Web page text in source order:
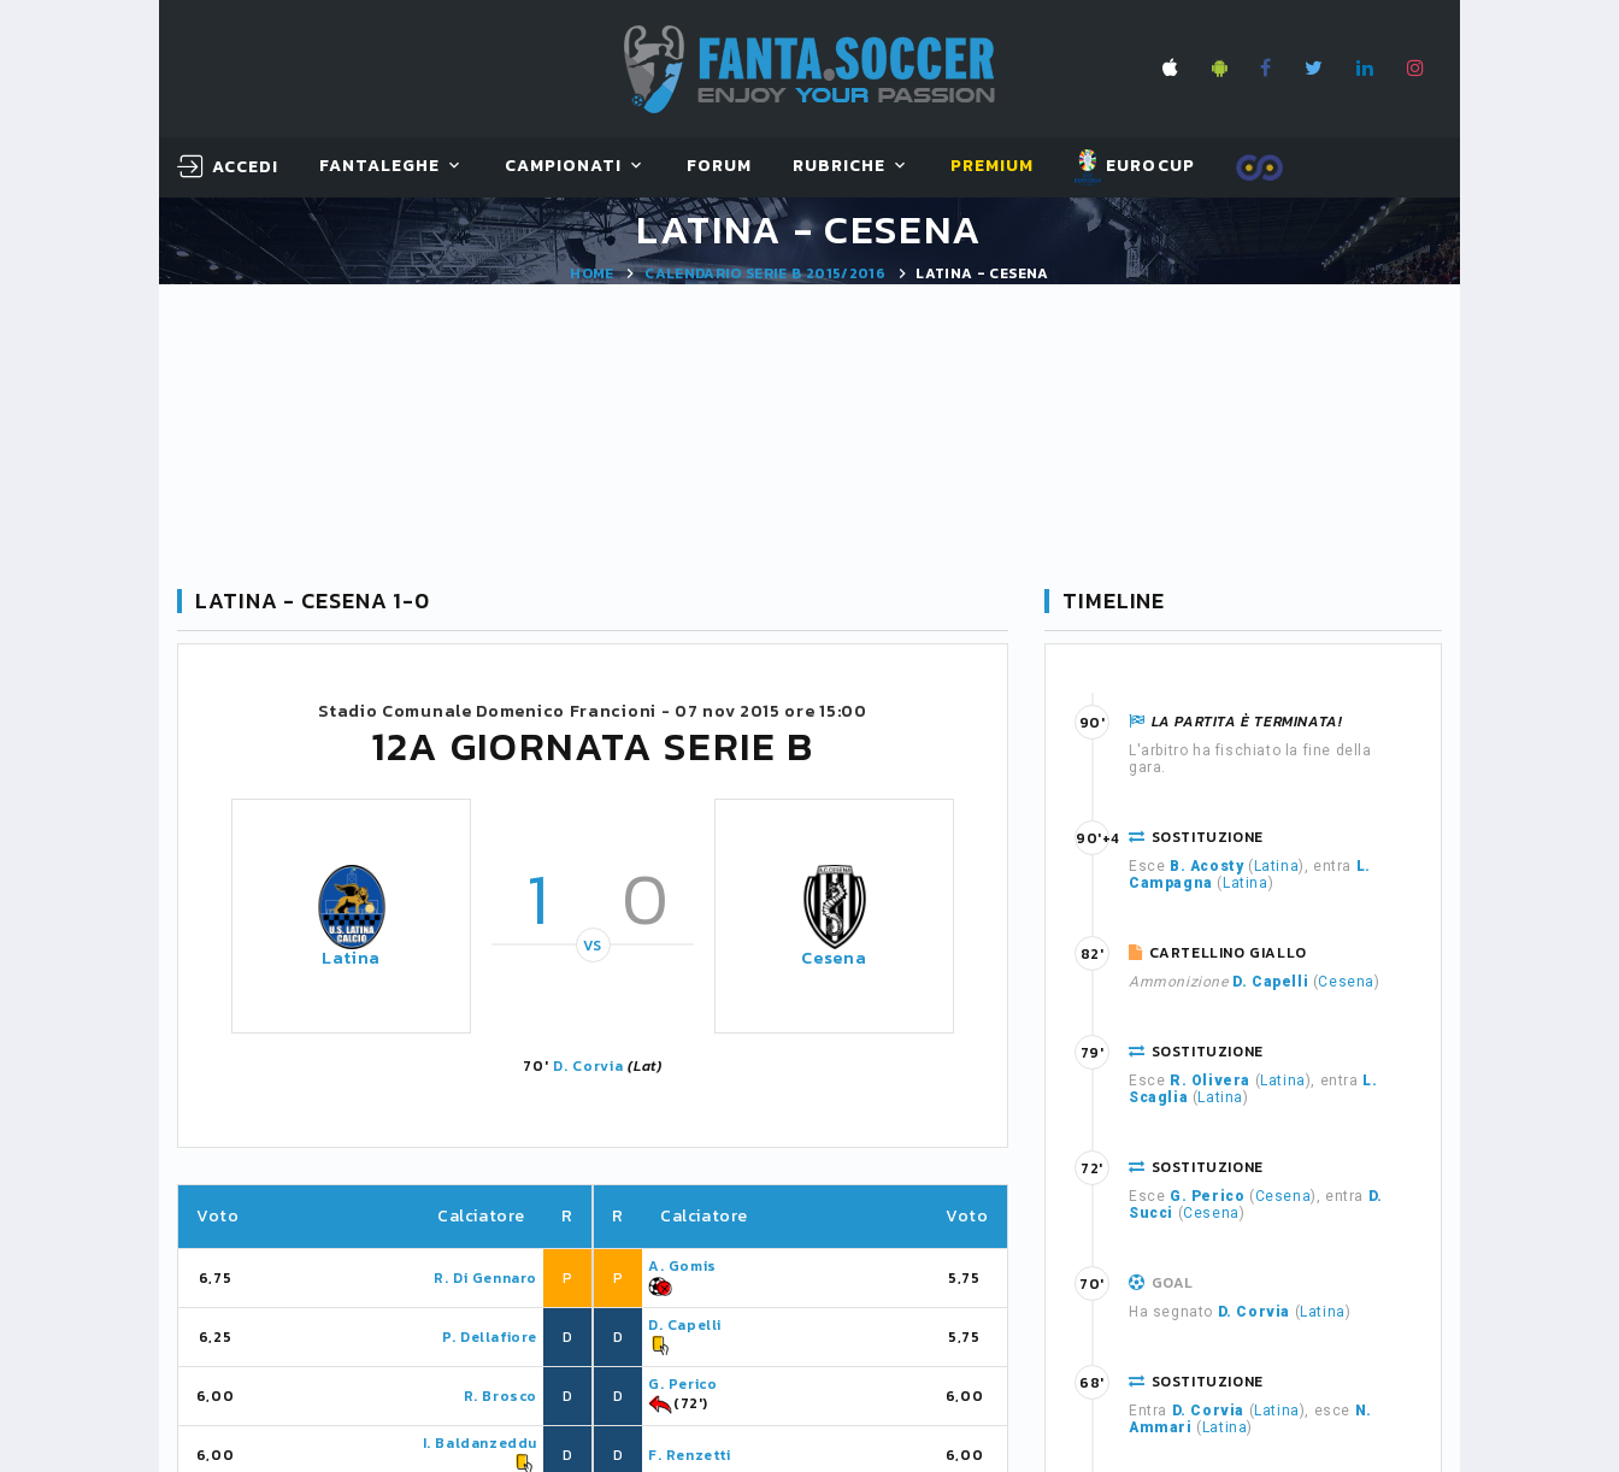
ACCEDI FANTALEGHE CAMPIONATI FORUM RUBRICHE PREMIUM EUROCUP
LATINA - CESENA
HOME CALENDARIO SERIE B 2015/2016 LATINA - CESENA
LATINA - CESENA 1-0
Stadio Comunale Domenico Francioni - 07 nov 2015 ore 15:00
12A GIORNATA SERIE B
Latina
1 0
VS Cesena
70' D. Corvia (Lat)
Voto Calciatore R
6,75 R. Di Gennaro P
6,25 P. Dellafiore D
6,00 R. Brosco D
6,00
I. Baldanzeddu
D
R Calciatore Voto
P
A. Gomis
5,75
D
D. Capelli
5,75
D
G. Perico
(72')
6,00
D F. Renzetti 6,00
TIMELINE
LA PARTITA È TERMINATA!
L'arbitro ha fischiato la fine della
gara.
90'
SOSTITUZIONE
Esce B. Acosty( Latina), entra
L.
Campagna ( Latina)
90'+4
CARTELLINO GIALLO
Ammonizione D. Capelli (Cesena)
82'
SOSTITUZIONE
Esce R. Olivera ( Latina), entra L.
Scaglia ( Latina)
79'
SOSTITUZIONE
Esce G. Perico (Cesena), entra
D.
Succi (Cesena)
72'
GOAL
Ha segnato D. Corvia ( Latina)
70'
SOSTITUZIONE
Entra D. Corvia ( Latina), esce N.
Ammari ( Latina)
68'